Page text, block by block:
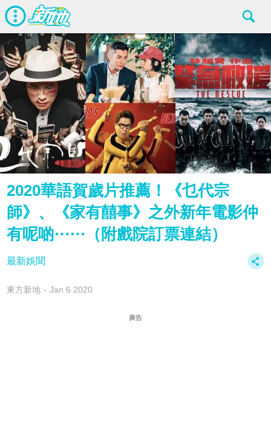
2020華語賀歲片推薦！《乜代宗
師》、《家有囍事》之外新年電影仲
有呢啲⋯⋯（附戲院訂票連結）
最新娛聞
東方新地 Jan 6 2020
廣告